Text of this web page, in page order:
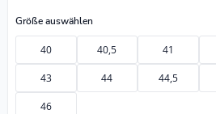
Größe auswählen
40 40,5 41
43 44 44,5
46